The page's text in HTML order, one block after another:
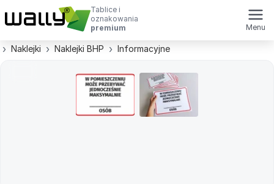
Tablice i
oznakowania
premium
Menu
Naklejki Naklejki BHP Informacyjne